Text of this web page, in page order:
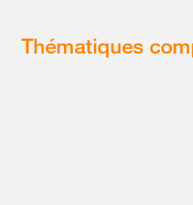
Thématiques